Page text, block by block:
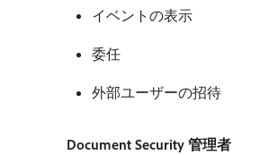
イベントの表示
委任
外部ユーザーの招待
Document Security 管理者